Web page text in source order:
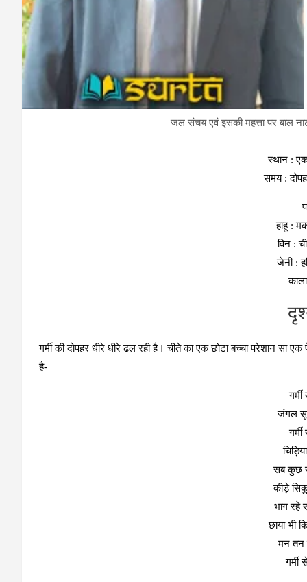
जल संचय एवं इसकी महत्ता पर बाल
स्थान :
समय :
हाहू :
विन :
जेनी :
गर्मी की दोपहर धीरे धीरे ढल रही है। चीते का एक छोटा बच्चा परेशान
है-
जंगल
सब कुछ
कीड़े
भाग रहे
छाया भी
मन तन
गर्मी